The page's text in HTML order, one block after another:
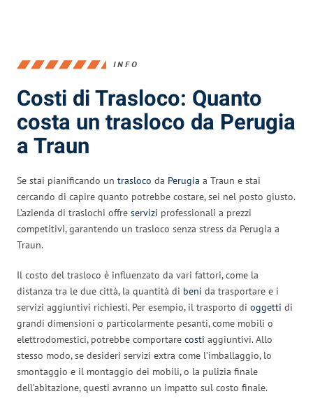
INFO
Costi di Trasloco: Quanto
costa un trasloco da Perugia
a Traun
Se stai pianificando un trasloco da Perugia a Traun e stai
cercando di capire quanto potrebbe costare, sei nel posto giusto.
L’azienda di traslochi offre servizi professionali a prezzi
competitivi, garantendo un trasloco senza stress da Perugia a
Traun.
Il costo del trasloco è influenzato da vari fattori, come la
distanza tra le due città, la quantità di beni da trasportare e i
servizi aggiuntivi richiesti. Per esempio, il trasporto di oggetti di
grandi dimensioni o particolarmente pesanti, come mobili o
elettrodomestici, potrebbe comportare costi aggiuntivi. Allo
stesso modo, se desideri servizi extra come l’imballaggio, lo
smontaggio e il montaggio dei mobili, o la pulizia finale
dell’abitazione, questi avranno un impatto sul costo finale.